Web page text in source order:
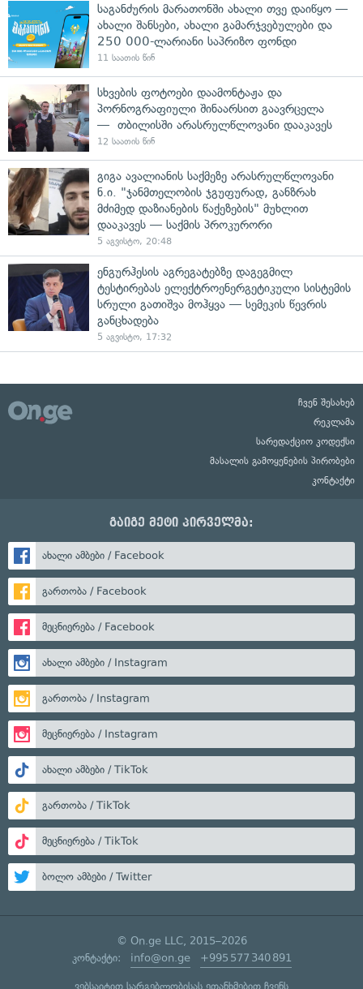
საგანძურის მარათონში ახალი თვე დაიწყო —
ახალი შანსები, ახალი გამარჯვებულები და
250 000-ლარიანი საპრიზო ფონდი
11 საათის წინ
სხვების ფოტოები დაამონტაჟა და
პორნოგრაფიული შინაარსით გაავრცელა
— თბილისში არასრულწლოვანი დააკავეს
12 საათის წინ
გიგა ავალიანის საქმეზე არასრულწლოვანი
ნ.ი. "ჯანმთელობის ჯგუფურად, განზრახ
მძიმედ დაზიანების წაქეზების" მუხლით
დააკავეს — საქმის პროკურორი
5 აგვისტო, 20:48
ენგურჰესის აგრეგატებზე დაგეგმილ
ტესტირებას ელექტროენერგეტიკული სისტემის
სრული გათიშვა მოჰყვა — სემეკის წევრის
განცხადება
5 აგვისტო, 17:32
ჩვენ შესახებ
რეკლამა
სარედაქციო კოდექსი
მასალის გამოყენების პირობები
კონტაქტი
გაიგე მეტი პირველმა:
ახალი ამბები / Facebook
გართობა / Facebook
მეცნიერება / Facebook
ახალი ამბები / Instagram
გართობა / Instagram
მეცნიერება / Instagram
ახალი ამბები / TikTok
გართობა / TikTok
მეცნიერება / TikTok
ბოლო ამბები / Twitter
© On.ge LLC, 2015–2026
კონტაქტი: info@on.ge +995 577 340 891
ვებსაიტით სარგებლობისას ეთანხმებით ჩვენს